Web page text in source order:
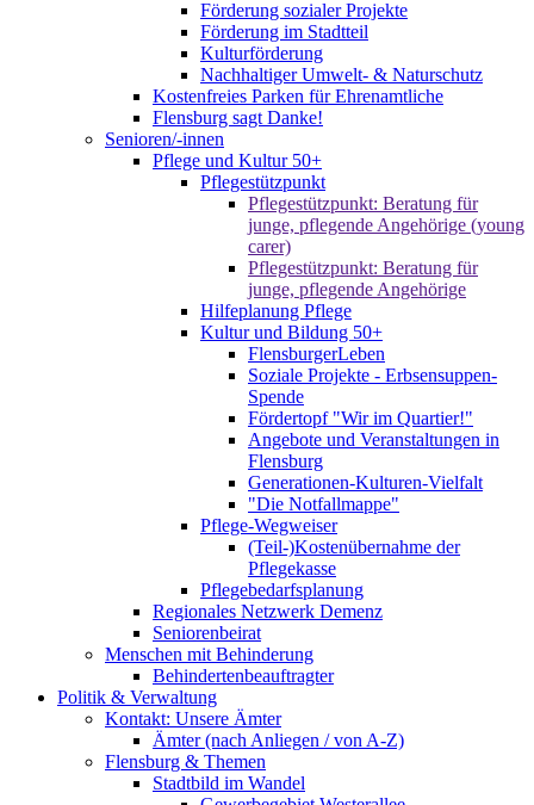
Förderung sozialer Projekte
Förderung im Stadtteil
Kulturförderung
Nachhaltiger Umwelt- & Naturschutz
Kostenfreies Parken für Ehrenamtliche
Flensburg sagt Danke!
Senioren/-innen
Pflege und Kultur 50+
Pflegestützpunkt
Pflegestützpunkt: Beratung für
junge, pflegende Angehörige (young
carer)
Pflegestützpunkt: Beratung für
junge, pflegende Angehörige
Hilfeplanung Pflege
Kultur und Bildung 50+
FlensburgerLeben
Soziale Projekte - Erbsensuppen-
Spende
Fördertopf "Wir im Quartier!"
Angebote und Veranstaltungen in
Flensburg
Generationen-Kulturen-Vielfalt
"Die Notfallmappe"
Pflege-Wegweiser
(Teil-)Kostenübernahme der
Pflegekasse
Pflegebedarfsplanung
Regionales Netzwerk Demenz
Seniorenbeirat
Menschen mit Behinderung
Behindertenbeauftragter
Politik & Verwaltung
Kontakt: Unsere Ämter
Ämter (nach Anliegen / von A-Z)
Flensburg & Themen
Stadtbild im Wandel